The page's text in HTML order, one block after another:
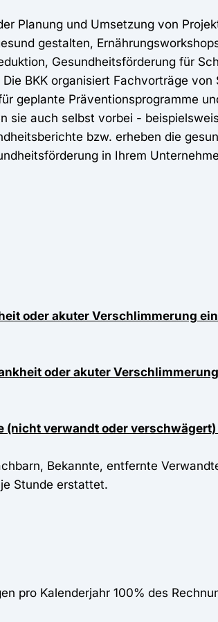
Planung und Umsetzung von
gestalten,
Gesundheitsförderung für
BKK organisiert Fachvorträge von
geplante Präventionsprogramme
sie auch selbst vorbei -
bzw. erheben die
in Ihrem
oder akuter Verschlimmerung
oder akuter
verwandt oder verschwägert)
Bekannte, entfernte
Stunde erstattet.
pro Kalenderjahr 100% des